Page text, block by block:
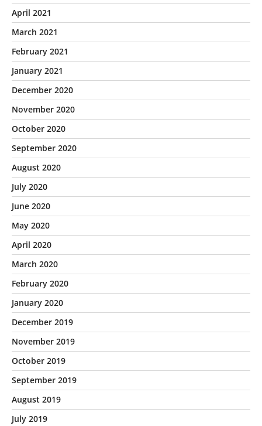
April 2021
March 2021
February 2021
January 2021
December 2020
November 2020
October 2020
September 2020
August 2020
July 2020
June 2020
May 2020
April 2020
March 2020
February 2020
January 2020
December 2019
November 2019
October 2019
September 2019
August 2019
July 2019